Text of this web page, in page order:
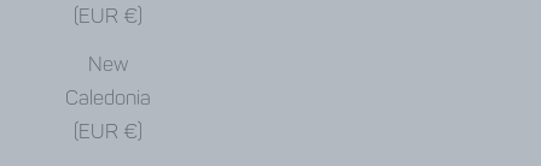
(EUR €)
New
Caledonia
(EUR €)